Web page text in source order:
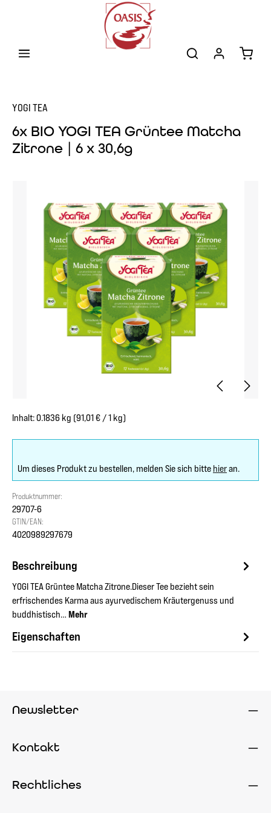
YOGI TEA
6x BIO YOGI TEA Grüntee Matcha
Zitrone | 6 x 30,6g
Inhalt:0.1836 kg (91,01 € / 1 kg)
Um dieses Produkt zu bestellen, melden Sie sich bitte hieran.
Produktnummer:
29707-6
GTIN/EAN:
4020989297679
Beschreibung
YOGI TEA Grüntee Matcha Zitrone.Dieser Tee bezieht sein
erfrischendes Karma aus ayurvedischem Kräutergenuss und
buddhistisch… Mehr
Eigenschaften
Newsletter
Kontakt
Rechtliches